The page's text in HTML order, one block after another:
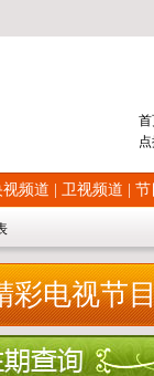
视频道 卫视频道 节
彩电视节